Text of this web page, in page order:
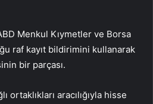
Menkul Kıymetler ve Borsa
raf kayıt bildirimini kullanarak
bir parçası.
ortaklıkları aracılığıyla hisse